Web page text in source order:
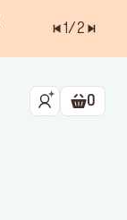
1/2
ショ
0